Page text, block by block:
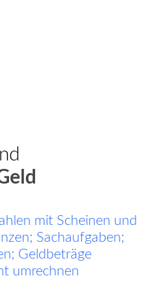
mit Scheinen und
Sachaufgaben;
Geldbeträge
umrechnen